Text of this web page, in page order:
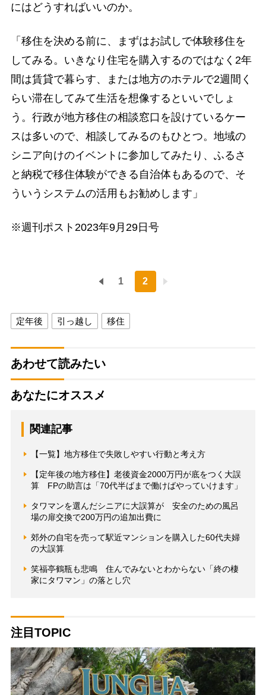
にはどうすればいいのか。
「移住を決める前に、まずはお試しで体験移住を
してみる。いきなり住宅を購入するのではなく2年
間は賃貸で暮らす、または地方のホテルで2週間く
らい滞在してみて生活を想像するといいでしょ
う。行政が地方移住の相談窓口を設けているケー
スは多いので、相談してみるのもひとつ。地域の
シニア向けのイベントに参加してみたり、ふるさ
と納税で移住体験ができる自治体もあるので、そ
ういうシステムの活用もお勧めします」
※週刊ポスト2023年9月29日号
1 2
定年後 引っ越し 移住
あわせて読みたい
あなたにオススメ
関連記事
【一覧】地方移住で失敗しやすい行動と考え方
【定年後の地方移住】老後資金2000万円が底をつく大誤
算 FPの助言は「70代半ばまで働けばやっていけます」
タワマンを選んだシニアに大誤算が 安全のための風呂
場の扉交換で200万円の追加出費に
郊外の自宅を売って駅近マンションを購入した60代夫婦
の大誤算
笑福亭鶴瓶も悲鳴 住んでみないとわからない「終の棲
家にタワマン」の落とし穴
注目TOPIC